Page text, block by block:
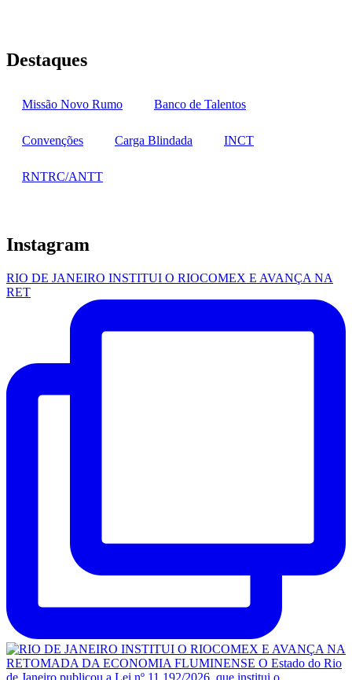
Destaques
Missão Novo Rumo Banco de Talentos
Convenções Carga Blindada INCT
RNTRC/ANTT
Instagram
RIO DE JANEIRO INSTITUI O RIOCOMEX E AVANÇA NA
RET